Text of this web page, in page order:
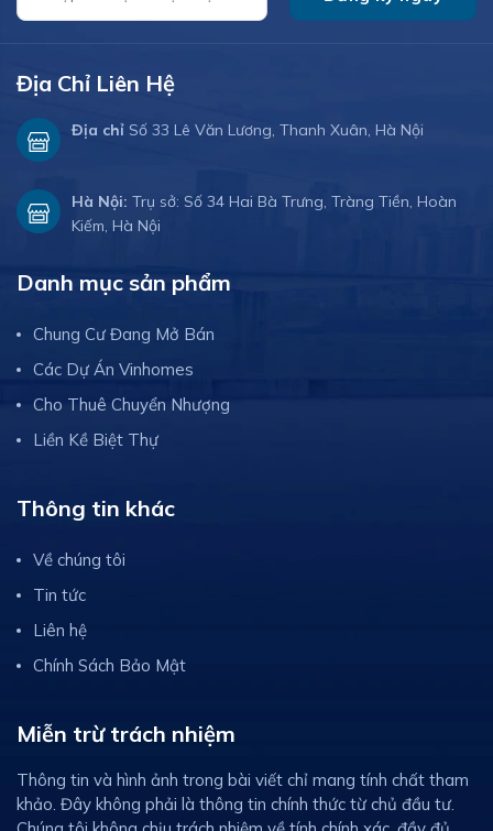
Địa Chỉ Liên Hệ
Địa chỉ Số 33 Lê Văn Lương, Thanh Xuân, Hà Nội
Hà Nội: Trụ sở: Số 34 Hai Bà Trưng, Tràng Tiền, Hoàn
Kiếm, Hà Nội
Danh mục sản phẩm
Chung Cư Đang Mở Bán
Các Dự Án Vinhomes
Cho Thuê Chuyển Nhượng
Liền Kề Biệt Thự
Thông tin khác
Về chúng tôi
Tin tức
Liên hệ
Chính Sách Bảo Mật
Miễn trừ trách nhiệm
Thông tin và hình ảnh trong bài viết chỉ mang tính chất tham
khảo. Đây không phải là thông tin chính thức từ chủ đầu tư.